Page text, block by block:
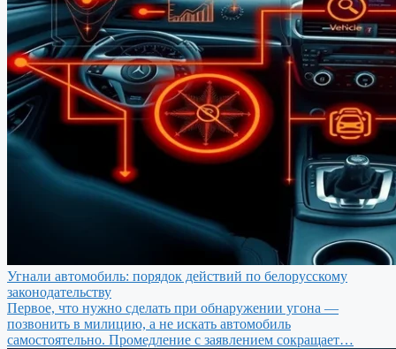
Угнали автомобиль: порядок действий по белорусскому
законодательству
Первое, что нужно сделать при обнаружении угона —
позвонить в милицию, а не искать автомобиль
самостоятельно. Промедление с заявлением сокращает…